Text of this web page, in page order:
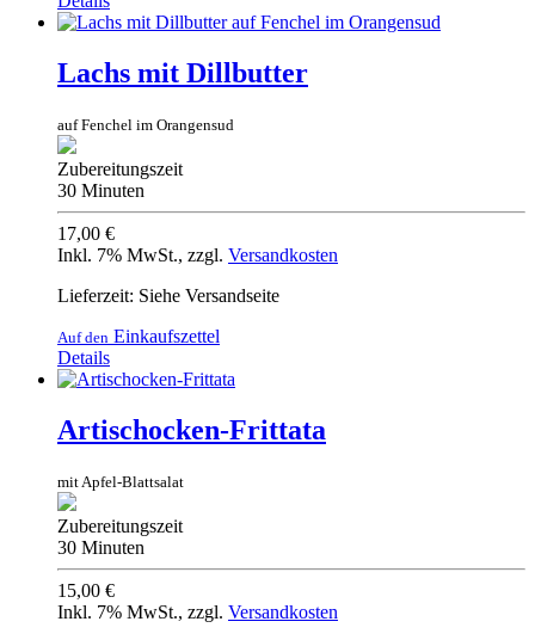
Lachs mit Dillbutter
auf Fenchel im Orangensud
Zubereitungszeit
30 Minuten
17,00 €
Inkl. 7% MwSt., zzgl. Versandkosten
Lieferzeit: Siehe Versandseite
Auf den Einkaufszettel
Details
Artischocken-Frittata
mit Apfel-Blattsalat
Zubereitungszeit
30 Minuten
15,00 €
Inkl. 7% MwSt., zzgl. Versandkosten